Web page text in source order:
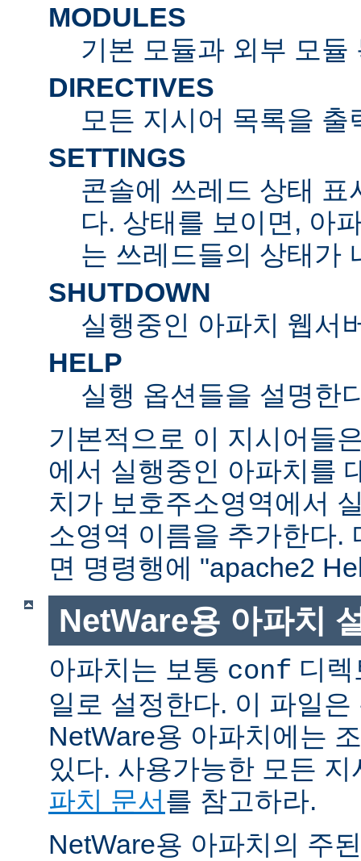
MODULES
기본 모듈과 외부 모듈
DIRECTIVES
모든 지시어 목록을 출
SETTINGS
콘솔에 쓰레드 상태 표
다. 상태를 보이면, 아
는 쓰레드들의 상태가
SHUTDOWN
실행중인 아파치 웹서
HELP
실행 옵션들을 설명한
기본적으로 이 지시어들
에서 실행중인 아파치를
치가 보호주소영역에서
소영역 이름을 추가한다.
면 명령행에 "apache2
NetWare용 아파치
아파치는 보통 conf 디
일로 설정한다. 이 파일
NetWare용 아파치에는
있다. 사용가능한 모든
파치 문서를 참고하라.
NetWare용 아파치의 주